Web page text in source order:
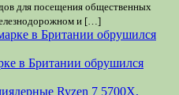
для посещения общественных
и […]
в Британии обрушился